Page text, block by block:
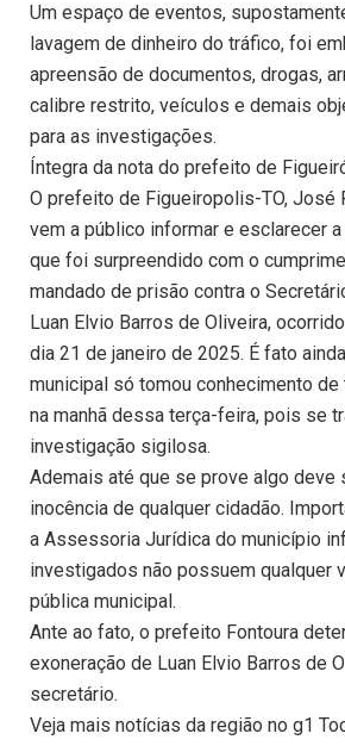
Um espaço de eventos,
lavagem de dinheiro do tráfico, foi
apreensão de documentos, drogas,
calibre restrito, veículos e demais
para as investigações.
Íntegra da nota do prefeito de
O prefeito de Figueiropolis-TO, José
vem a público informar e esclarecer
que foi surpreendido com o
mandado de prisão contra o
Luan Elvio Barros de Oliveira,
dia 21 de janeiro de 2025. É fato
municipal só tomou conhecimento
na manhã dessa terça-feira, pois se
investigação sigilosa.
Ademais até que se prove algo deve
inocência de qualquer cidadão.
a Assessoria Jurídica do município
investigados não possuem qualquer
pública municipal.
Ante ao fato, o prefeito Fontoura
exoneração de Luan Elvio Barros de
secretário.
Veja mais notícias da região no g1